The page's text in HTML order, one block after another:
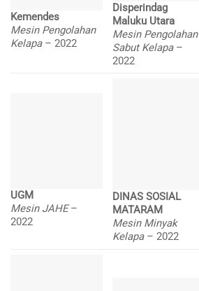
Kemendes
Mesin Pengolahan
Kelapa – 2022
Disperindag
Maluku Utara
Mesin Pengolahan
Sabut Kelapa –
2022
UGM
Mesin JAHE–
2022
DINAS SOSIAL
MATARAM
Mesin Minyak
Kelapa – 2022